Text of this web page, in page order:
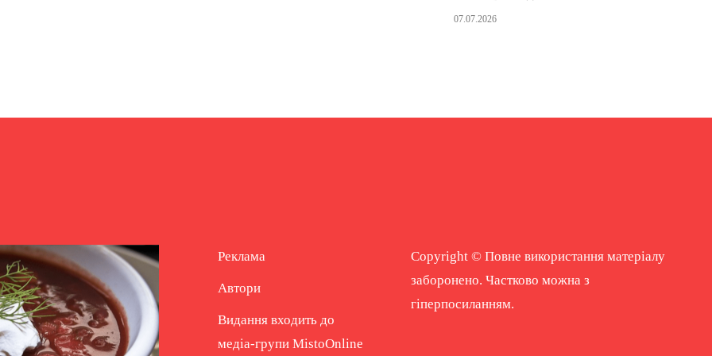
07.07.2026
Реклама
Автори
Видання входить до
медіа-групи MistoOnline
Copyright © Повне використання матеріалу
заборонено. Частково можна з
гіперпосиланням.